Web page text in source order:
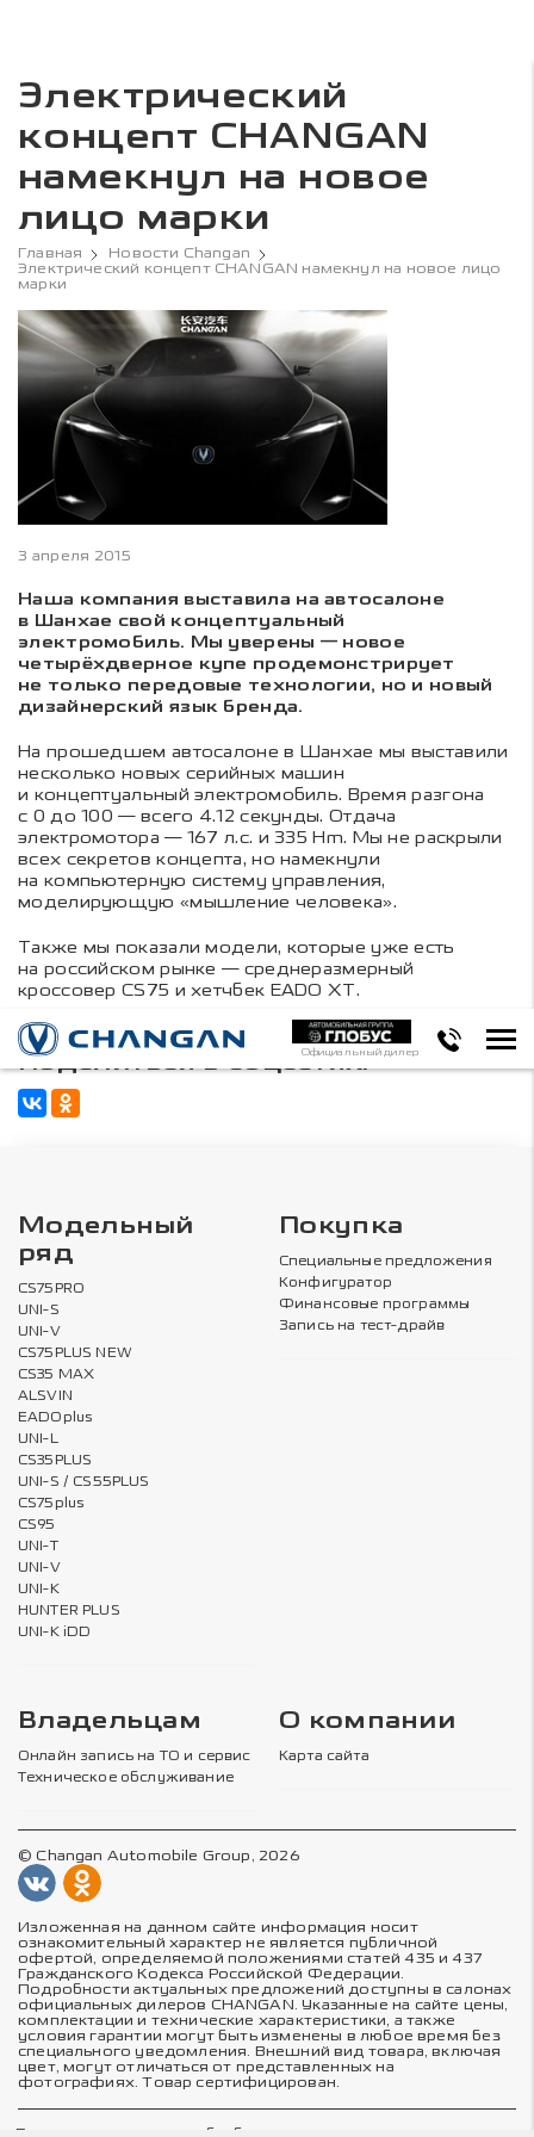
Официальный дилер
Электрический
концепт CHANGAN
намекнул на новое
лицо марки
Главная
Новости Changan
Электрический концепт CHANGAN намекнул на новое лицо
марки
3 апреля 2015
Наша компания выставила на автосалоне
в Шанхае свой концептуальный
электромобиль. Мы уверены — новое
четырёхдверное купе продемонстрирует
не только передовые технологии, но и новый
дизайнерский язык бренда.
На прошедшем автосалоне в Шанхае мы выставили
несколько новых серийных машин
и концептуальный электромобиль. Время разгона
с 0 до 100 — всего 4.12 секунды. Отдача
электромотора — 167 л.с. и 335 Hm. Мы не раскрыли
всех секретов концепта, но намекнули
на компьютерную систему управления,
моделирующую «мышление человека».
Также мы показали модели, которые уже есть
на российском рынке — среднеразмерный
кроссовер CS75 и хетчбек EADO XT.
Поделиться в соцсетях:
Модельный
ряд
CS75PRO
UNI-S
UNI-V
CS75PLUS NEW
CS35 MAX
ALSVIN
EADOplus
UNI-L
CS35PLUS
UNI-S / CS55PLUS
CS75plus
CS95
UNI-T
UNI-V
UNI-K
HUNTER PLUS
UNI-K iDD
Покупка
Специальные предложения
Конфигуратор
Финансовые программы
Запись на тест-драйв
Владельцам
Онлайн запись на ТО и сервис
Техническое обслуживание
О компании
Карта сайта
© Changan Automobile Group, 2026
Изложенная на данном сайте информация носит
ознакомительный характер не является публичной
офертой, определяемой положениями статей 435 и 437
Гражданского Кодекса Российской Федерации.
Подробности актуальных предложений доступны в салонах
официальных дилеров CHANGAN. Указанные на сайте цены,
комплектации и технические характеристики, а также
условия гарантии могут быть изменены в любое время без
специального уведомления. Внешний вид товара, включая
цвет, могут отличаться от представленных на
фотографиях. Товар сертифицирован.